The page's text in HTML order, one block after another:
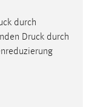
durch
Druck durch